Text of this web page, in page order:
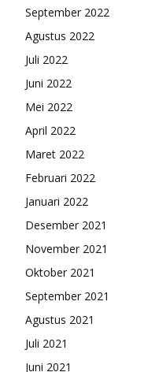
September 2022
Agustus 2022
Juli 2022
Juni 2022
Mei 2022
April 2022
Maret 2022
Februari 2022
Januari 2022
Desember 2021
November 2021
Oktober 2021
September 2021
Agustus 2021
Juli 2021
Juni 2021